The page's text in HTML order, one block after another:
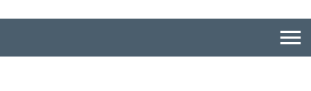
menu